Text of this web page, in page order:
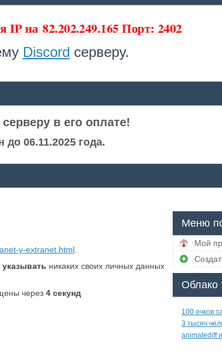
IP на82.202.249.165 Порт: 2402
Discord серверу.
в его оплате!
06.11.2025 года.
y-extranet.html.
указывать никаких своих личных данных
через 4секунд
Меню
Мой
Облако
100 очков
3 тысяч
animatediff